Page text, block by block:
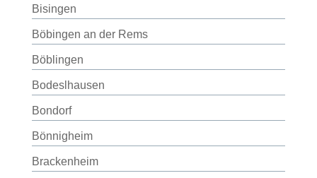
Bisingen
Böbingen an der Rems
Böblingen
Bodeslhausen
Bondorf
Bönnigheim
Brackenheim